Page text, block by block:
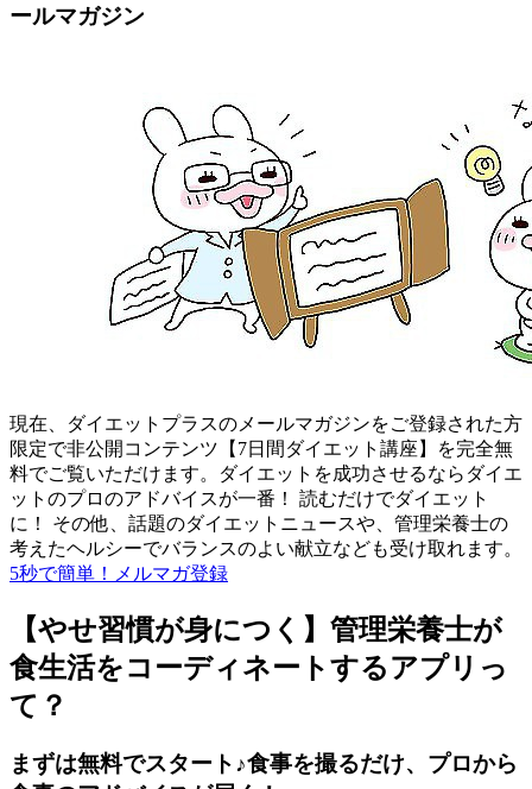
ールマガジン
現在、ダイエットプラスのメールマガジンをご登録された方
限定で非公開コンテンツ【7日間ダイエット講座】を完全無
料でご覧いただけます。ダイエットを成功させるならダイエ
ットのプロのアドバイスが一番！ 読むだけでダイエット
に！ その他、話題のダイエットニュースや、管理栄養士の
考えたヘルシーでバランスのよい献立なども受け取れます。
5秒で簡単！メルマガ登録
【やせ習慣が身につく】管理栄養士が
食生活をコーディネートするアプリっ
て？
まずは無料でスタート♪食事を撮るだけ、プロから